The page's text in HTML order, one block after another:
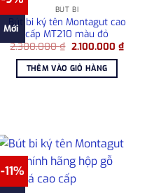
Mới
BÚT BI
Bút bi ký tên Montagut cao
cấp MT210 màu đỏ
2.300.000₫ Giá
là:
2.300.000 ₫.
2.100.000 ₫Giá
hiện
THÊM VÀO GIỎ HÀNG
-11%